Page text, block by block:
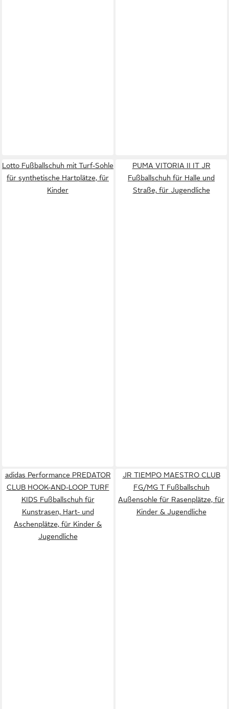
Lotto Fußballschuh mit Turf-Sohle
für synthetische Hartplätze, für
Kinder
PUMA VITORIA II IT JR
Fußballschuh für Halle und
Straße, für Jugendliche
adidas Performance PREDATOR
CLUB HOOK-AND-LOOP TURF
KIDS Fußballschuh für
Kunstrasen, Hart- und
Aschenplätze, für Kinder &
Jugendliche
JR TIEMPO MAESTRO CLUB
FG/MG T Fußballschuh
Außensohle für Rasenplätze, für
Kinder & Jugendliche